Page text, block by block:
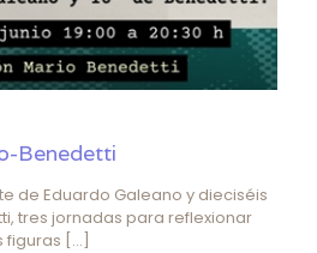
Benedetti
de Eduardo Galeano y dieciséis
tres jornadas para reflexionar
figuras […]